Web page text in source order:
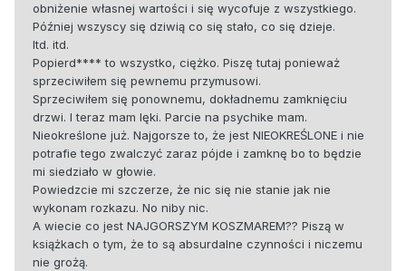
obniżenie własnej wartości i się wycofuje z wszystkiego.
Później wszyscy się dziwią co się stało, co się dzieje.
Itd. itd.
Popierd**** to wszystko, ciężko. Piszę tutaj ponieważ
sprzeciwiłem się pewnemu przymusowi.
Sprzeciwiłem się ponownemu, dokładnemu zamknięciu
drzwi. I teraz mam lęki. Parcie na psychike mam.
Nieokreślone już. Najgorsze to, że jest NIEOKREŚLONE i nie
potrafie tego zwalczyć zaraz pójde i zamknę bo to będzie
mi siedziało w głowie.
Powiedzcie mi szczerze, że nic się nie stanie jak nie
wykonam rozkazu. No niby nic.
A wiecie co jest NAJGORSZYM KOSZMAREM?? Piszą w
książkach o tym, że to są absurdalne czynności i niczemu
nie grożą.